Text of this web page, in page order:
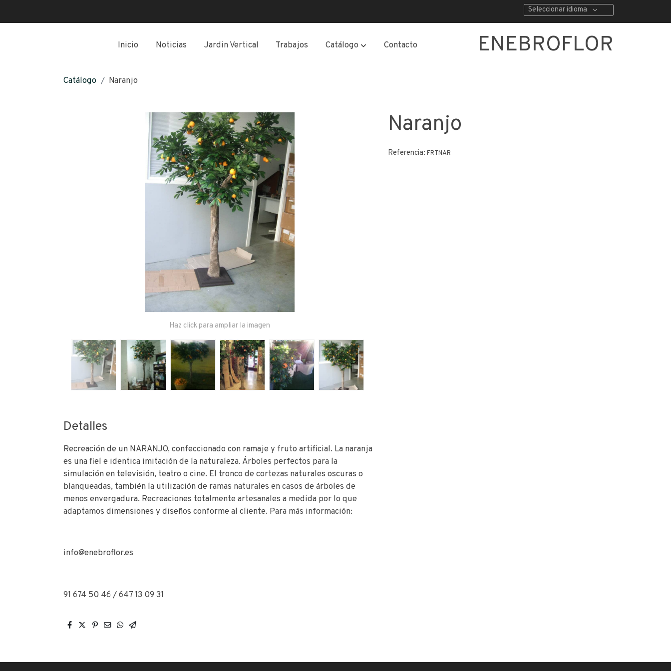
Seleccionar idioma
Inicio Noticias Jardin Vertical Trabajos Catálogo Contacto ENEBROFLOR
Catálogo Naranjo
Haz click para ampliar la imagen
Detalles
Recreación de un NARANJO, confeccionado con ramaje y fruto artificial. La naranja
es una fiel e identica imitación de la naturaleza. Árboles perfectos para la
simulación en televisión, teatro o cine. El tronco de cortezas naturales oscuras o
blanqueadas, también la utilización de ramas naturales en casos de árboles de
menos envergadura. Recreaciones totalmente artesanales a medida por lo que
adaptamos dimensiones y diseños conforme al cliente. Para más información:
info@enebroflor.es
91 674 50 46 / 647 13 09 31
Naranjo
Referencia:FRTNAR